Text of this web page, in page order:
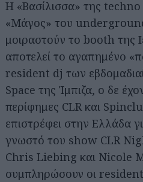
Η «Βασίλισσα» της
«Mάγος» του
μοιραστούν το booth της
αποτελεί το αγαπημένο
resident dj των
Space της Ίμπιζα, ο δε
περίφημες CLR και
επιστρέφει στην Ελλάδα
γνωστό του show CLR
Chris Liebing και Nicole
συμπληρώσουν οι